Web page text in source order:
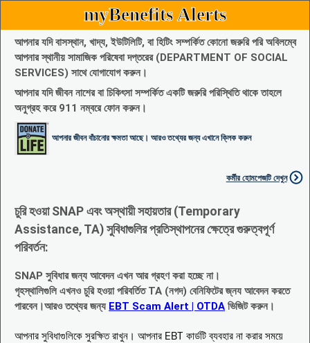
myBenefits Alerts
আপনার যদি বাসস্থান, খাদ্য, ইউটিলিটি, বা হিটিং সম্পর্কিত কোনো জরুরি পরি অবিলম্বে
আপনার স্থানীয় সামাজিক পরিষেবা দপ্তরের (DEPARTMENT OF SOCIAL
SERVICES) সাথে যোগাযোগ করুন।
আপনার যদি জীবন নাশের বা চিকিৎসা সম্পর্কিত একটি জরুরি পরিস্থিতি থাকে তাহলে
অনুগ্রহ করে 911 নম্বরে ফোন করুন।
আপনার জীবন বাঁচানোর ক্ষমতা আছে। আরও তথ্যের জন্য এখানে ক্লিক করুন
কর্মীর হোমপেজটি দেখুন
চুরি হওয়া SNAP এবং অস্থায়ী সহায়তার (Temporary
Assistance, TA) সুবিধাগুলির প্রতিস্থাপনের ক্ষেত্রে গুরুত্বপূর্ণ
পরিবর্তন:
SNAP সুবিধার জন্য আবেদন এখন আর গ্রহণ করা হচ্ছে না।
গৃহস্থালিগুলি এখনও চুরি হওয়া পরিবর্তিত TA (নগদ) বেনিফিটের জ্নয আবেদন করতে
পারবেন।আরও তথ্যের জন্য EBT Scam Alert | OTDA ভিজিট করুন।
আপনার সুবিধাগুলিকে সুরক্ষিত রাখুন। আপনার EBT কার্ডটি ব্যবহার না করার সময়ে